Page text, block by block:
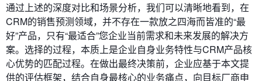
通过上述的深度对比和场景分析，我们可以清晰地看到，在
CRM的销售预测领域，并不存在一款放之四海而皆准的“最
好”产品，只有“最适合”您企业当前需求和未来发展的解决方
案。选择的过程，本质上是企业自身业务特性与CRM产品核
心优势的匹配过程。在做出最终决策前，企业应基于本文提
供的评估框架，结合自身最核心的业务痛点，向目标厂商申